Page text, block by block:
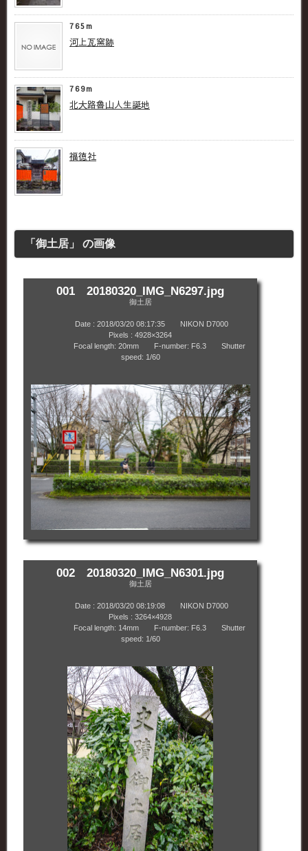
765m
河上瓦窯跡
769m
北大路魯山人生誕地
福徳社
「御土居」 の画像
001 20180320_IMG_N6297.jpg
御土居
Date : 2018/03/20 08:17:35 NIKON D7000
Pixels : 4928×3264
Focal length: 20mm F-number: F6.3 Shutter
speed: 1/60
002 20180320_IMG_N6301.jpg
御土居
Date : 2018/03/20 08:19:08 NIKON D7000
Pixels : 3264×4928
Focal length: 14mm F-number: F6.3 Shutter
speed: 1/60